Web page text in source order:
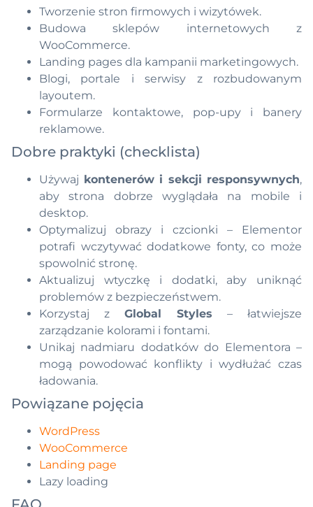
Tworzenie stron firmowych i wizytówek.
Budowa sklepów internetowych z
WooCommerce.
Landing pages dla kampanii marketingowych.
Blogi, portale i serwisy z rozbudowanym
layoutem.
Formularze kontaktowe, pop-upy i banery
reklamowe.
Dobre praktyki (checklista)
Używaj kontenerów i sekcji responsywnych,
aby strona dobrze wyglądała na mobile i
desktop.
Optymalizuj obrazy i czcionki – Elementor
potrafi wczytywać dodatkowe fonty, co może
spowolnić stronę.
Aktualizuj wtyczkę i dodatki, aby uniknąć
problemów z bezpieczeństwem.
Korzystaj z Global Styles – łatwiejsze
zarządzanie kolorami i fontami.
Unikaj nadmiaru dodatków do Elementora –
mogą powodować konflikty i wydłużać czas
ładowania.
Powiązane pojęcia
WordPress
WooCommerce
Landing page
Lazy loading